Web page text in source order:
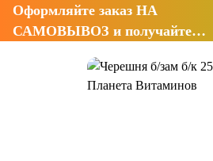
Оформляйте заказ НА
САМОВЫВОЗ и получайте